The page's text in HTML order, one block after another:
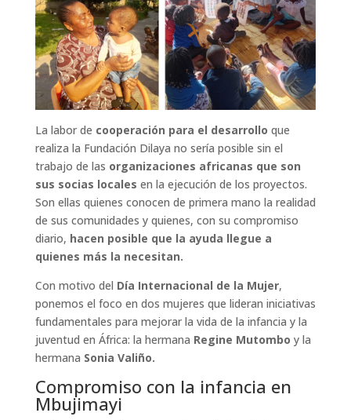
La labor de cooperación para el desarrollo que
realiza la Fundación Dilaya no sería posible sin el
trabajo de las organizaciones africanas que son
sus socias locales en la ejecución de los proyectos.
Son ellas quienes conocen de primera mano la realidad
de sus comunidades y quienes, con su compromiso
diario, hacen posible que la ayuda llegue a
quienes más la necesitan.
Con motivo del Día Internacional de la Mujer,
ponemos el foco en dos mujeres que lideran iniciativas
fundamentales para mejorar la vida de la infancia y la
juventud en África: la hermana Regine Mutombo y la
hermana Sonia Valiño.
Compromiso con la infancia en
Mbujimayi